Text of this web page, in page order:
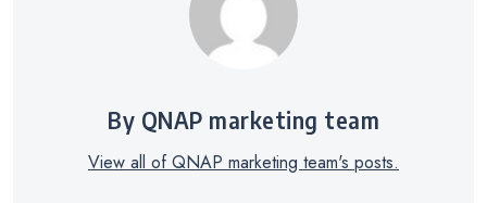
By QNAP marketing team
View all of QNAP marketing team's posts.